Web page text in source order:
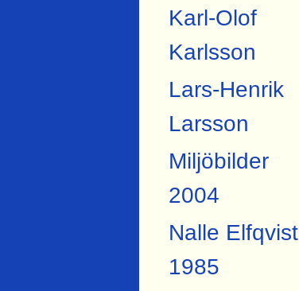
Karl-Olof
Karlsson
Lars-Henrik
Larsson
Miljöbilder
2004
Nalle Elfqvist
1985